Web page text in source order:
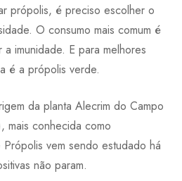
própolis, é preciso escolher o
O consumo mais comum é
imunidade. E para melhores
é a própolis verde.
da planta Alecrim do Campo
mais conhecida como
vem sendo estudado há
não param.